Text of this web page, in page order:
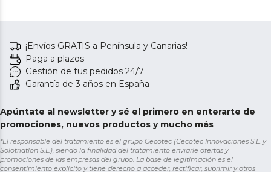
¡Envíos GRATIS a Península y Canarias!
Paga a plazos
Gestión de tus pedidos 24/7
Garantía de 3 años en España
Apúntate al newsletter y sé el primero en enterarte de
promociones, nuevos productos y mucho más
*El responsable del tratamiento es el grupo Cecotec (Cecotec Innovaciones S.L. y
Solotriatlon S.L.), siendo la finalidad del tratamiento enviarle ofertas y
promociones de las empresas del grupo. La base de legitimación es el
consentimiento explícito y tiene derecho a acceder, rectificar, suprimir y otros